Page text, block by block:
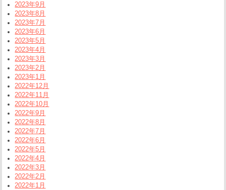
2023年9月
2023年8月
2023年7月
2023年6月
2023年5月
2023年4月
2023年3月
2023年2月
2023年1月
2022年12月
2022年11月
2022年10月
2022年9月
2022年8月
2022年7月
2022年6月
2022年5月
2022年4月
2022年3月
2022年2月
2022年1月